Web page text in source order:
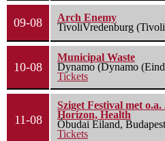
09-08
Arch Enemy
TivoliVredenburg
10-08
Municipal Waste
Dynamo (Dynamo
Tickets
11-08
Sziget Festival met
Horizon, Health
Óbudai Eiland, Budapest
Tickets